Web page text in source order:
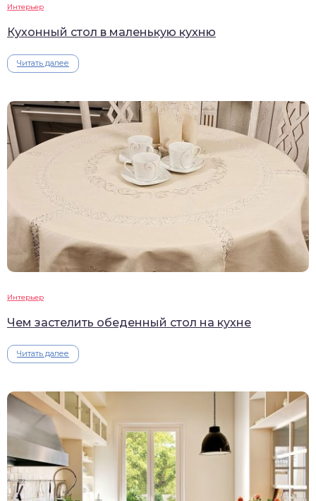
Интерьер
Кухонный стол в маленькую кухню
Читать далее
Интерьер
Чем застелить обеденный стол на кухне
Читать далее